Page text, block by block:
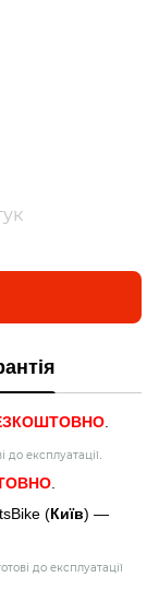
.
до експлуатації.
(Київ) —
до експлуатації